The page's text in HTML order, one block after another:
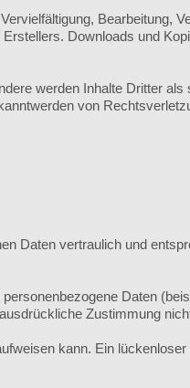
Bearbeitung,
Downloads und
werden Inhalte Dritter
von
Daten vertraulich und
Daten
Zustimmung
kann. Ein